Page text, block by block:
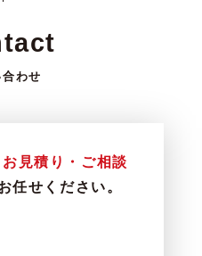
わせ
見積り・ご相談
せください。